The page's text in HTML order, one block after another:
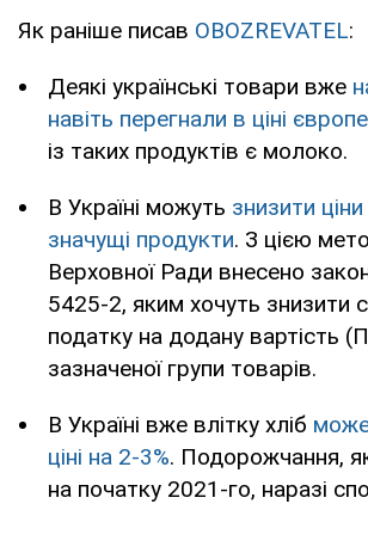
Як раніше писав OBOZREVATEL:
Деякі українські товари вже
навіть перегнали в ціні
із таких продуктів є молоко.
В Україні можуть знизити
значущі продукти. З цією
Верховної Ради внесено
5425-2, яким хочуть знизити
податку на додану вартість
зазначеної групи товарів.
В Україні вже влітку хліб
ціні на 2-3%. Подорожчання,
на початку 2021-го, наразі